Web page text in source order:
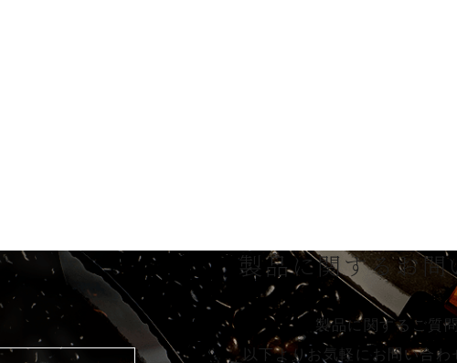
製品に関するお問
製品に関するご質
以下よりお気軽に
お問い合